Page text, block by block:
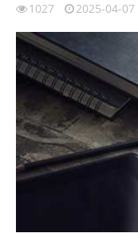
1027 2025-04-07